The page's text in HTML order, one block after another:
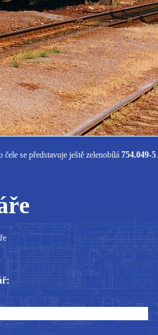
se představuje ještě zelenobílá 754.049-5.